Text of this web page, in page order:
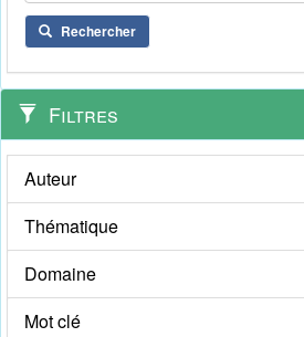
Rechercher
Filtres
Auteur
Thématique
Domaine
Mot clé